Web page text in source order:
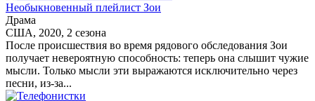
Необыкновенный плейлист Зои
Драма
США, 2020, 2 сезона
После происшествия во время рядового обследования Зои
получает невероятную способность: теперь она слышит чужие
мысли. Только мысли эти выражаются исключительно через
песни, из-за...